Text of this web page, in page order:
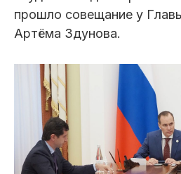
прошло совещание у
Артёма Здунова.